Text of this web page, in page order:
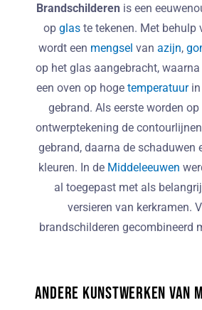
Brandschilderen is een
op glas te tekenen. Met behulp
wordt een mengsel van azijn,
op het glas aangebracht,
een oven op hoge temperatuurin
gebrand. Als eerste worden
ontwerptekening de
gebrand, daarna de schaduwen
kleuren. In de Middeleeuwen
al toegepast met als
versieren van kerkramen.
brandschilderen gecombineerd
Andere kunstwerken van